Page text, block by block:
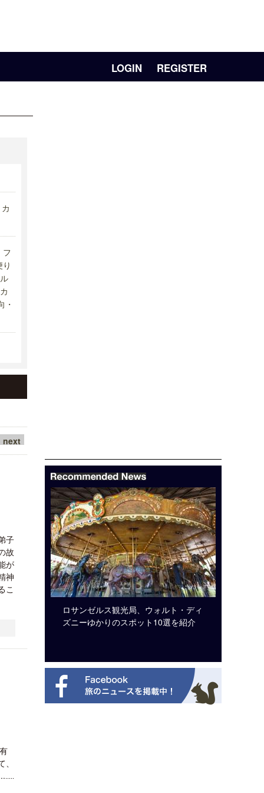
LOGIN REGISTER
フ
カ
・
next
子
故
が
神
こ
.....
ロサンゼルス観光局、ウォルト・ディ
ズニーゆかりのスポット10選を紹介